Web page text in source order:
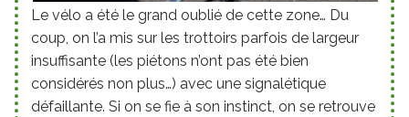
Le vélo a été le grand oublié de cette zone… Du
coup, on l’a mis sur les trottoirs parfois de largeur
insuffisante (les piétons n’ont pas été bien
considérés non plus…) avec une signalétique
défaillante. Si on se fie à son instinct, on se retrouve